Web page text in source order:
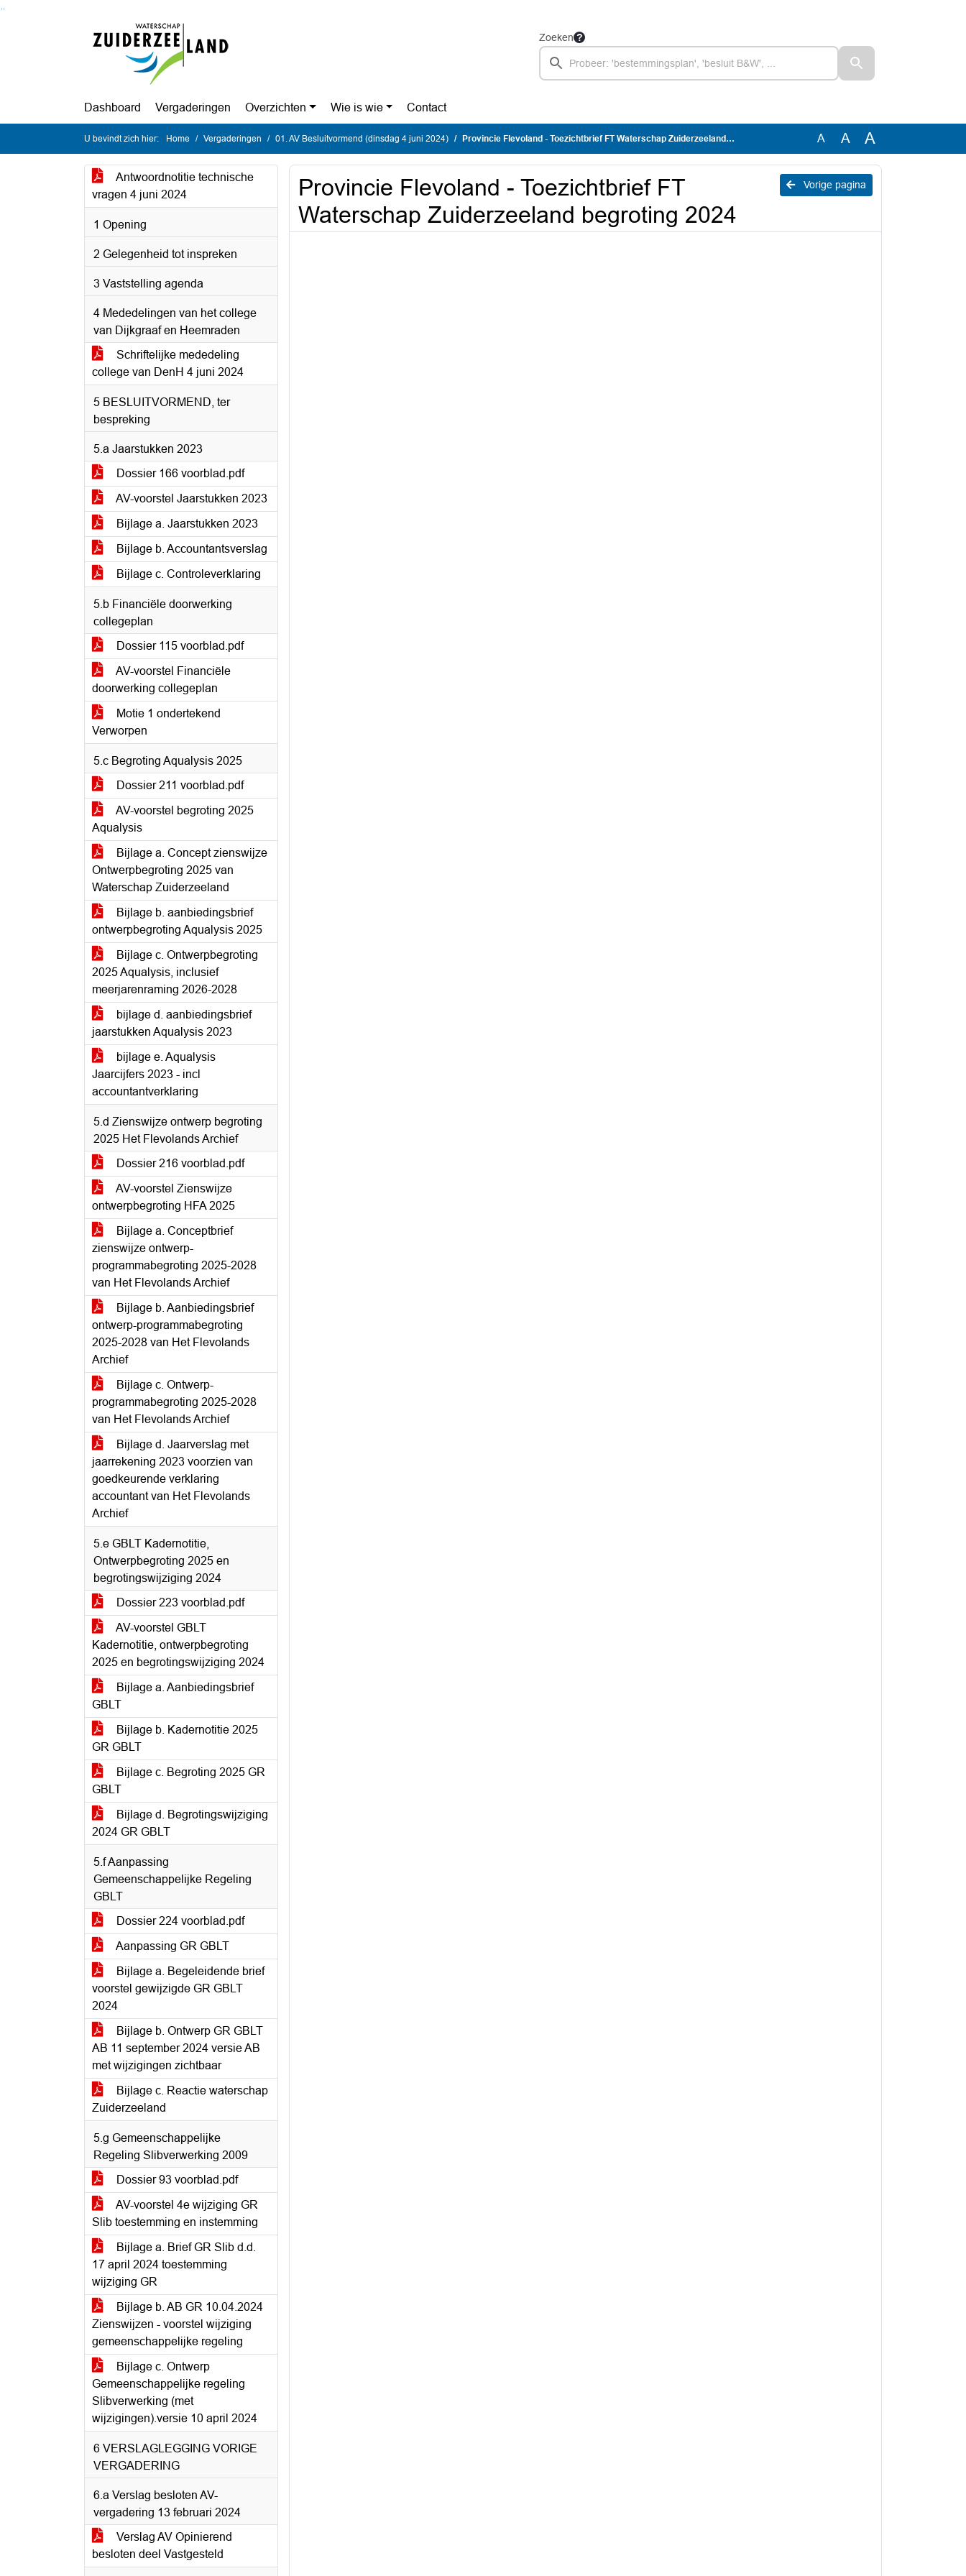
Zoeken
Dashboard Vergaderingen Overzichten Wie is wie Contact
U bevindt zich hier: Home Vergaderingen 01. AV Besluitvormend (dinsdag 4 juni 2024) Provincie Flevoland - Toezichtbrief FT Waterschap Zuiderzeeland begroting 2024 A A A
Antwoordnotitie technische
vragen 4 juni 2024
1 Opening
2 Gelegenheid tot inspreken
3 Vaststelling agenda
4 Mededelingen van het college
van Dijkgraaf en Heemraden
Schriftelijke mededeling
college van DenH 4 juni 2024
5 BESLUITVORMEND, ter
bespreking
5.a Jaarstukken 2023
Dossier 166 voorblad.pdf
AV-voorstel Jaarstukken 2023
Bijlage a. Jaarstukken 2023
Bijlage b. Accountantsverslag
Bijlage c. Controleverklaring
5.b Financiële doorwerking
collegeplan
Dossier 115 voorblad.pdf
AV-voorstel Financiële
doorwerking collegeplan
Motie 1 ondertekend
Verworpen
5.c Begroting Aqualysis 2025
Dossier 211 voorblad.pdf
AV-voorstel begroting 2025
Aqualysis
Bijlage a. Concept zienswijze
Ontwerpbegroting 2025 van
Waterschap Zuiderzeeland
Bijlage b. aanbiedingsbrief
ontwerpbegroting Aqualysis 2025
Bijlage c. Ontwerpbegroting
2025 Aqualysis, inclusief
meerjarenraming 2026-2028
bijlage d. aanbiedingsbrief
jaarstukken Aqualysis 2023
bijlage e. Aqualysis
Jaarcijfers 2023 - incl
accountantverklaring
5.d Zienswijze ontwerp begroting
2025 Het Flevolands Archief
Dossier 216 voorblad.pdf
AV-voorstel Zienswijze
ontwerpbegroting HFA 2025
Bijlage a. Conceptbrief
zienswijze ontwerp-
programmabegroting 2025-2028
van Het Flevolands Archief
Bijlage b. Aanbiedingsbrief
ontwerp-programmabegroting
2025-2028 van Het Flevolands
Archief
Bijlage c. Ontwerp-
programmabegroting 2025-2028
van Het Flevolands Archief
Bijlage d. Jaarverslag met
jaarrekening 2023 voorzien van
goedkeurende verklaring
accountant van Het Flevolands
Archief
5.e GBLT Kadernotitie,
Ontwerpbegroting 2025 en
begrotingswijziging 2024
Dossier 223 voorblad.pdf
AV-voorstel GBLT
Kadernotitie, ontwerpbegroting
2025 en begrotingswijziging 2024
Bijlage a. Aanbiedingsbrief
GBLT
Bijlage b. Kadernotitie 2025
GR GBLT
Bijlage c. Begroting 2025 GR
GBLT
Bijlage d. Begrotingswijziging
2024 GR GBLT
5.f Aanpassing
Gemeenschappelijke Regeling
GBLT
Dossier 224 voorblad.pdf
Aanpassing GR GBLT
Bijlage a. Begeleidende brief
voorstel gewijzigde GR GBLT
2024
Bijlage b. Ontwerp GR GBLT
AB 11 september 2024 versie AB
met wijzigingen zichtbaar
Bijlage c. Reactie waterschap
Zuiderzeeland
5.g Gemeenschappelijke
Regeling Slibverwerking 2009
Dossier 93 voorblad.pdf
AV-voorstel 4e wijziging GR
Slib toestemming en instemming
Bijlage a. Brief GR Slib d.d.
17 april 2024 toestemming
wijziging GR
Bijlage b. AB GR 10.04.2024
Zienswijzen - voorstel wijziging
gemeenschappelijke regeling
Bijlage c. Ontwerp
Gemeenschappelijke regeling
Slibverwerking (met
wijzigingen).versie 10 april 2024
6 VERSLAGLEGGING VORIGE
VERGADERING
6.a Verslag besloten AV-
vergadering 13 februari 2024
Verslag AV Opinierend
besloten deel Vastgesteld
Vorige pagina
Provincie Flevoland - Toezichtbrief FT
Waterschap Zuiderzeeland begroting 2024